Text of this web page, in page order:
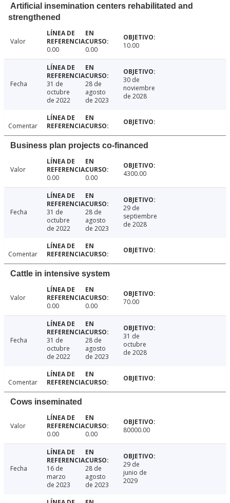
Artificial insemination centers rehabilitated and
strengthened
Valor
0.00
0.00 10.00
Fecha
31 de
octubre
de 2022
28 de
agosto
de 2023
30 de
noviembre
de 2028
Comentar
Business plan projects co-financed
Valor
0.00
0.00 4300.00
Fecha
31 de
octubre
de 2022
28 de
agosto
de 2023
29 de
septiembre
de 2028
Comentar
Cattle in intensive system
Valor
0.00
0.00 70.00
Fecha
31 de
octubre
de 2022
28 de
agosto
de 2023
31 de
octubre
de 2028
Comentar
Cows inseminated
Valor
0.00
0.00 80000.00
Fecha
16 de
marzo
de 2023
28 de
agosto
de 2023
29 de
junio de
2029